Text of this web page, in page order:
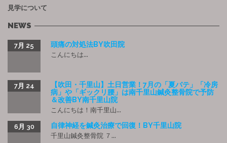
見学について
NEWS
頭痛の対処法BY吹田院
7月 25
こんにちは...
【吹田・千里山】土日営業！7月の「夏バテ」「冷房
病」や「ギックリ腰」は南千里山鍼灸整骨院で予防
＆改善BY南千里山院
7月 24
こんにちは！南千里山...
自律神経を鍼灸治療で回復！BY千里山院
6月 30
千里山鍼灸整骨院 ７...